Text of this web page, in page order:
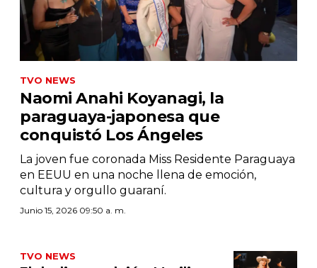
TVO NEWS
Naomi Anahi Koyanagi, la
paraguaya-japonesa que
conquistó Los Ángeles
La joven fue coronada Miss Residente Paraguaya
en EEUU en una noche llena de emoción,
cultura y orgullo guaraní.
Junio 15, 2026 09:50 a. m.
TVO NEWS